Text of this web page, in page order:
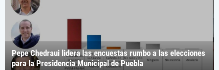
Pepe Chedraui lidera las encuestas rumbo a las elecciones
para la Presidencia Municipal de Puebla